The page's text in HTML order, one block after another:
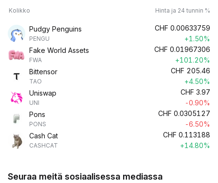
Kolikko Hinta ja 24 tunnin %
Pudgy Penguins
PENGU
CHF 0.00633759
+1.50%
Fake World Assets
FWA
CHF 0.01967306
+101.20%
Bittensor
TAO
CHF 205.46
+4.50%
Uniswap
UNI
CHF 3.97
-0.90%
Pons
PONS
CHF 0.0305127
-6.50%
Cash Cat
CASHCAT
CHF 0.113188
+14.80%
Seuraa meitä sosiaalisessa mediassa